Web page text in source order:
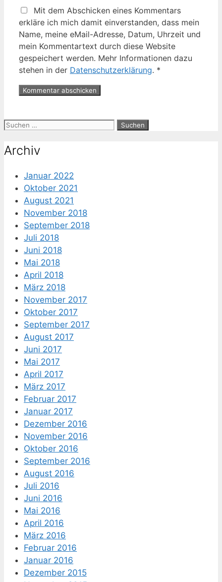
Mit dem Abschicken eines Kommentars
erkläre ich mich damit einverstanden, dass mein
Name, meine eMail-Adresse, Datum, Uhrzeit und
mein Kommentartext durch diese Website
gespeichert werden. Mehr Informationen dazu
stehen in der Datenschutzerklärung. *
Suche
Archiv
Januar 2022
Oktober 2021
August 2021
November 2018
September 2018
Juli 2018
Juni 2018
Mai 2018
April 2018
März 2018
November 2017
Oktober 2017
September 2017
August 2017
Juni 2017
Mai 2017
April 2017
März 2017
Februar 2017
Januar 2017
Dezember 2016
November 2016
Oktober 2016
September 2016
August 2016
Juli 2016
Juni 2016
Mai 2016
April 2016
März 2016
Februar 2016
Januar 2016
Dezember 2015